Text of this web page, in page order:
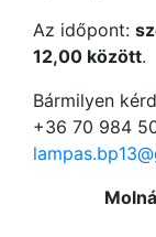
Az időpont:
12,00 között.
Bármilyen
+36 70 984